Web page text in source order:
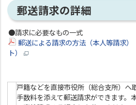
郵送請求の詳細
●請求に必要なもの一式
郵送による請求の方法（本人等請求）
ト）
戸籍などを直接市役所（総合支所）へ
手数料を添えて郵送請求ができます。